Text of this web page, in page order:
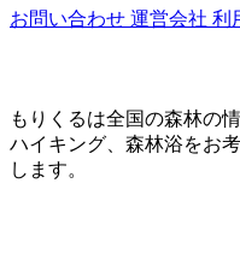
お問い合わせ 運営会社 利
もりくるは全国の森林の
ハイキング、森林浴をお
します。